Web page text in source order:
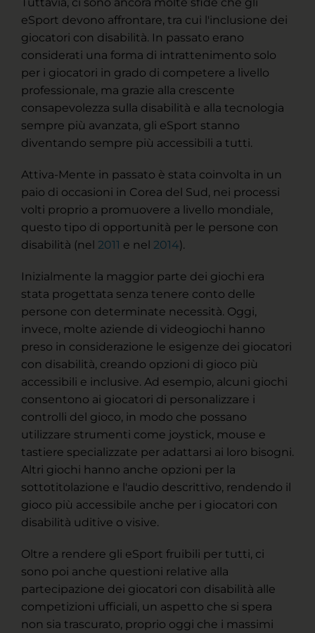
eSport devono affrontare, tra cui l'inclusione dei
giocatori con disabilità. In passato erano
considerati una forma di intrattenimento solo
per i giocatori in grado di competere a livello
professionale, ma grazie alla crescente
consapevolezza sulla disabilità e alla tecnologia
sempre più avanzata, gli eSport stanno
diventando sempre più accessibili a tutti.
Attiva-Mente in passato è stata coinvolta in un
paio di occasioni in Corea del Sud, nei processi
volti proprio a promuovere a livello mondiale,
questo tipo di opportunità per le persone con
disabilità (nel 2011 e nel 2014).
Inizialmente la maggior parte dei giochi era
stata progettata senza tenere conto delle
persone con determinate necessità. Oggi,
invece, molte aziende di videogiochi hanno
preso in considerazione le esigenze dei giocatori
con disabilità, creando opzioni di gioco più
accessibili e inclusive. Ad esempio, alcuni giochi
consentono ai giocatori di personalizzare i
controlli del gioco, in modo che possano
utilizzare strumenti come joystick, mouse e
tastiere specializzate per adattarsi ai loro bisogni.
Altri giochi hanno anche opzioni per la
sottotitolazione e l'audio descrittivo, rendendo il
gioco più accessibile anche per i giocatori con
disabilità uditive o visive.
Oltre a rendere gli eSport fruibili per tutti, ci
sono poi anche questioni relative alla
partecipazione dei giocatori con disabilità alle
competizioni ufficiali, un aspetto che si spera
non sia trascurato, proprio oggi che i massimi